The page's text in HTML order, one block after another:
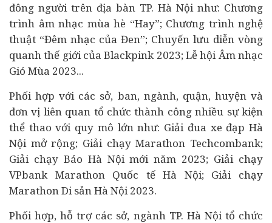
đông người trên địa bàn TP. Hà Nội như: Chương
trình âm nhạc mùa hè “Hay”; Chương trình nghệ
thuật “Đêm nhạc của Đen”; Chuyến lưu diễn vòng
quanh thế giới của Blackpink 2023; Lễ hội Âm nhạc
Gió Mùa 2023...
Phối hợp với các sở, ban, ngành, quận, huyện và
đơn vị liên quan tổ chức thành công nhiều sự kiện
thể thao với quy mô lớn như: Giải đua xe đạp Hà
Nội mở rộng; Giải chạy Marathon Techcombank;
Giải chạy Báo Hà Nội mới năm 2023; Giải chạy
VPbank Marathon Quốc tế Hà Nội; Giải chạy
Marathon Di sản Hà Nội 2023.
Phối hợp, hỗ trợ các sở, ngành TP. Hà Nội tổ chức